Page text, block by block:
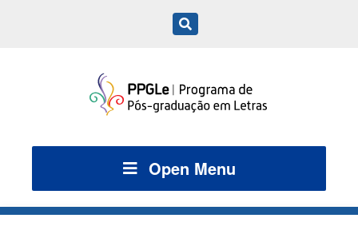
Open Menu